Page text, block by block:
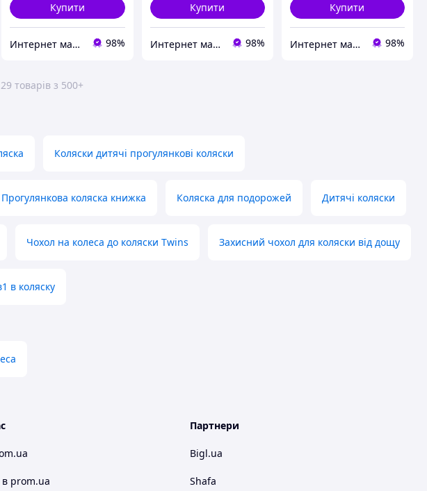
Купити
Интернет магазин Dolli 98%
Купити
Интернет магазин Dolli 98%
Купити
Интернет магазин Dolli 98%
товарів з 500+
Коляски дитячі прогулянкові коляски
Прогулянкова коляска книжка Коляска для подорожей Дитячі коляски
Чохол на колеса до коляски Twins Захисний чохол для коляски від дощу
в коляску
в prom.ua
Партнери
Bigl.ua
Shafa